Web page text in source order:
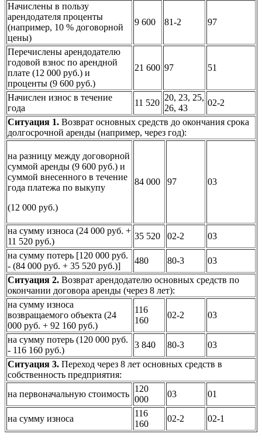
Начислены в пользу
арендодателя проценты
(например, 10 % договорной
цены)
9 600 81-2 97
Перечислены арендодателю
годовой взнос по арендной
плате (12 000 руб.) и
проценты (9 600 руб.)
21 600 97 51
Начислен износ в течение
года
11 520
20, 23, 25,
26, 43
02-2
Ситуация 1. Возврат основных средств до окончания срока
долгосрочной аренды (например, через год):
на разницу между договорной
суммой аренды (9 600 руб.) и
суммой внесенного в течение
года платежа по выкупу
(12 000 руб.)
84 000 97 03
на сумму износа (24 000 руб. +
11 520 руб.)
35 520 02-2
03
на сумму потерь [120 000 руб.
- (84 000 руб. + 35 520 руб.)]
480 80-3
03
Ситуация 2. Возврат арендодателю основных средств по
окончании договора аренды (через 8 лет):
на сумму износа
возвращаемого объекта (24
000 руб. + 92 160 руб.)
116
160
02-2 03
на сумму потерь (120 000 руб.
- 116 160 руб.)
3 840 80-3
03
Ситуация 3. Переход через 8 лет основных средств в
собственность предприятия:
на первоначальную стоимость
120
000
03 01
на сумму износа
116
160
02-2 02-1